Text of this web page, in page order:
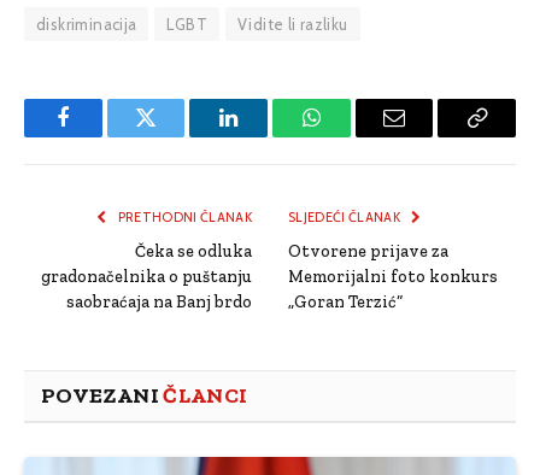
diskriminacija LGBT Vidite li razliku
FacebookTwitter LinkedInWhatsAppEmail
Copy
PRETHODNI ČLANAK
Čeka se odluka
gradonačelnika o puštanju
saobraćaja na Banj brdo
SLJEDEĆI ČLANAK
Otvorene prijave za
Memorijalni foto konkurs
„Goran Terzić“
POVEZANIČLANCI